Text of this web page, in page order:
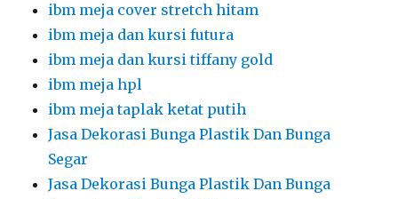
ibm meja cover stretch hitam
ibm meja dan kursi futura
ibm meja dan kursi tiffany gold
ibm meja hpl
ibm meja taplak ketat putih
Jasa Dekorasi Bunga Plastik Dan Bunga
Segar
Jasa Dekorasi Bunga Plastik Dan Bunga